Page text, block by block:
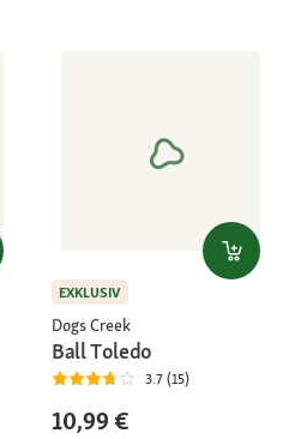
EXKLUSIV
Dogs Creek
Ball Toledo
3.7 (15)
10,99 €